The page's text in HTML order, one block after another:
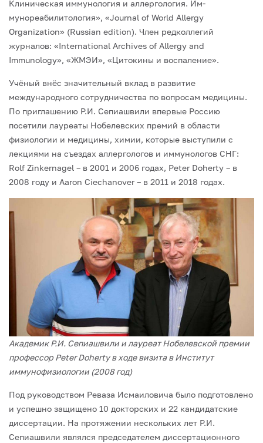
Клиническая иммунология и аллергология. Им­
мунореабилитология», «Journal of World Allergy
Organization» (Russian edition). Член редколлегий
журналов: «International Archives of Allergy and
Immunology», «ЖМЭИ», «Цитокины и воспаление».
Учёный внёс значительный вклад в развитие
международного сотрудничества по вопросам медицины.
По приглашению Р.И. Сепиашвили впервые Россию
посетили ла­уреаты Нобелевских премий в области
физиологии и медицины, химии, которые высту­пили с
лекциями на съездах аллергологов и иммунологов СНГ:
Rolf Zinkernagel – в 2001 и 2006 годах, Peter Doherty – в
2008 году и Aaron Ciechanover – в 2011 и 2018 годах.
Академик Р.И. Сепиашвили и лауреат Нобелевской премии
профессор Peter Doherty в ходе визита в Институт
иммунофизиологии (2008 год)
Под руководством Реваза Исмаиловича было подготовлено
и успешно защищено 10 докторских и 22 кандидатские
диссертации. На протяжении нескольких лет Р.И.
Сепиашвили являлся председателем диссертационного